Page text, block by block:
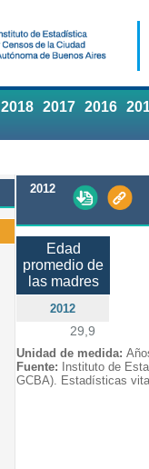
2018 2017 2016
2012
Edad
promedio de
las madres
2012
29,9
Unidad de medida:
Fuente: Instituto de
GCBA). Estadísticas